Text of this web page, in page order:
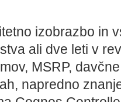
izobrazbo in
ali dve leti v
MSRP,
napredno